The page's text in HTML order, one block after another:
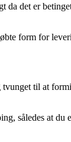
da det er
form for
tvunget til at
således at du